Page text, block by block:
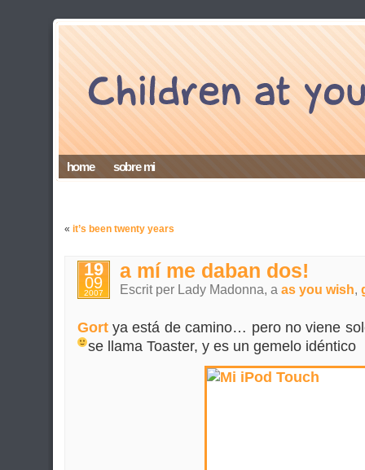
home sobre mi
« it’s been twenty years
19
09
2007
a mí me daban dos!
Escrit per Lady Madonna, aas you wish,
Gortya está de camino… pero no viene
se llama Toaster, y es un gemelo idéntico